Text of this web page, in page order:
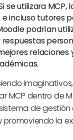
se utilizara MCP,
incluso tutores
podrían
relaciones
MCP dentro de
de gestión
promoviendo la